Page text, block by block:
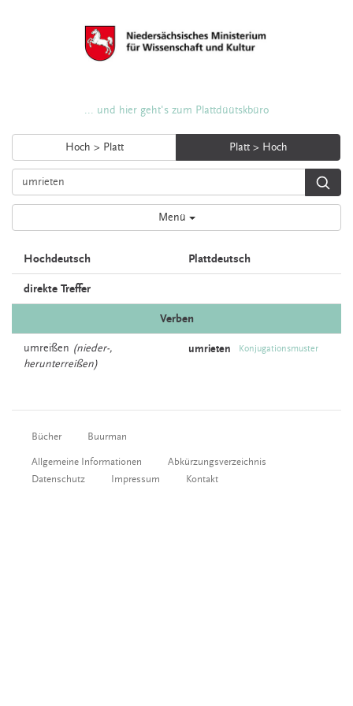
... und hier geht's zum Plattdüütskbüro
Hoch > Platt Platt > Hoch
Menü
Hochdeutsch Plattdeutsch
direkte Treffer
Verben
umreißen (nieder-,
herunterreißen)
umrieten Konjugationsmuster
Bücher Buurman
Allgemeine Informationen
Abkürzungsverzeichnis
Datenschutz
Impressum Kontakt